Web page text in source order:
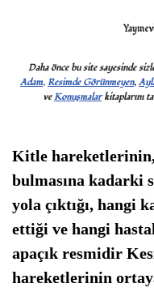
Daha önce bu site sayesinde
Adam, Resimde Görünmeyen,
veKonuşmalarkitaplarını
Kitle hareketlerinin,
bulmasına kadarki
yola çıktığı, hangi
ettiği ve hangi
apaçık resmidir
hareketlerinin